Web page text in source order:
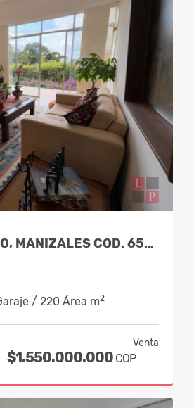
VENTA CASA EL ARENILLO, MANIZALES COD. 6564340
/ 220 Área m2
Venta
$1.550.000.000 COP